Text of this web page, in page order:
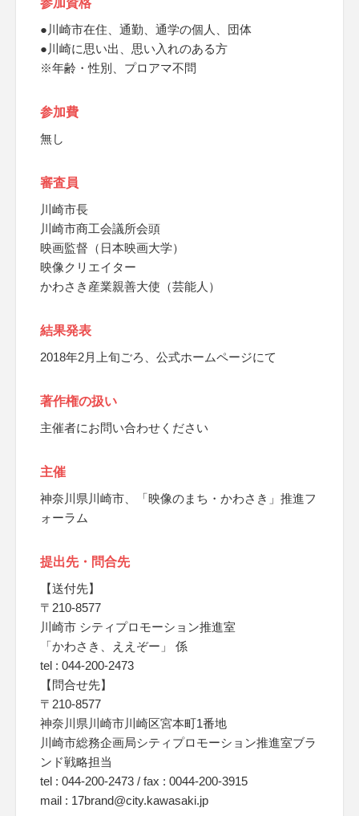
参加資格
●川崎市在住、通勤、通学の個人、団体
●川崎に思い出、思い入れのある方
※年齢・性別、プロアマ不問
参加費
無し
審査員
川崎市長
川崎市商工会議所会頭
映画監督（日本映画大学）
映像クリエイター
かわさき産業親善大使（芸能人）
結果発表
2018年2月上旬ごろ、公式ホームページにて
著作権の扱い
主催者にお問い合わせください
主催
神奈川県川崎市、「映像のまち・かわさき」推進フ
ォーラム
提出先・問合先
【送付先】
〒210-8577
川崎市 シティプロモーション推進室
「かわさき、ええぞー」 係
tel : 044-200-2473
【問合せ先】
〒210-8577
神奈川県川崎市川崎区宮本町1番地
川崎市総務企画局シティプロモーション推進室ブラ
ンド戦略担当
tel : 044-200-2473 / fax : 0044-200-3915
mail : 17brand@city.kawasaki.jp